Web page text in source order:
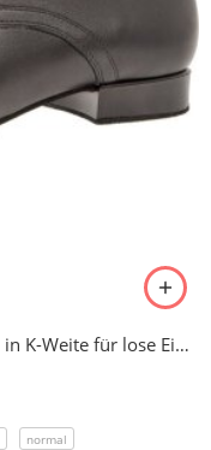
Herren Tanzschuh Diamant Modell 85 in K-Weite für lose Einlagen geeignet
normal